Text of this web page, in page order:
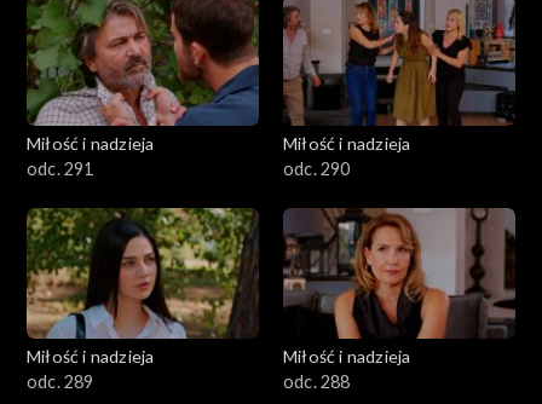
Miłość i nadzieja
odc. 291
Miłość i nadzieja
odc. 290
Miłość i nadzieja
odc. 289
Miłość i nadzieja
odc. 288